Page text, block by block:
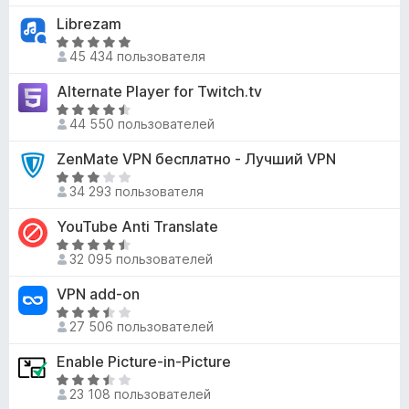
з
5
,
8
з
5
о
н
а
,
8
з
5
е
н
е
о
н
а
,
1
з
5
Librezam
О
ц
е
н
е
о
н
а
8
з
5
45 434 пользователя
Alternate Player for Twitch.tv
О
ц
е
н
е
о
н
а
3
з
5
44 550 пользователей
ZenMate VPN бесплатно - Лучший VPN
О
ц
е
н
е
о
н
а
,
2
34 293 пользователя
YouTube Anti Translate
О
ц
е
н
е
о
н
а
32 095 пользователей
VPN add-on
О
ц
е
н
е
27 506 пользователей
Enable Picture-in-Picture
О
ц 23 108 пользователей